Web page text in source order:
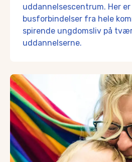
uddannelsescentrum. Her
busforbindelser fra hele
spirende ungdomsliv på
uddannelserne.
Handel og erhverv
Dagligvareindkøb, apotek,
Du kan sagtens bo på
Vedtofte ligger som et fint lille